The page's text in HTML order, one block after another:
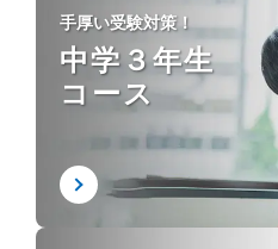
手厚い受験対策！
中学３年生
コース